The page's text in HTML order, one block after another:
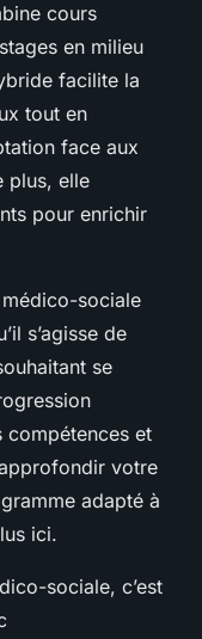
cours
en milieu
facilite la
tout en
face aux
plus, elle
pour enrichir
sociale
s’agisse de
se
compétences et
votre
adapté à
ici.
sociale, c’est